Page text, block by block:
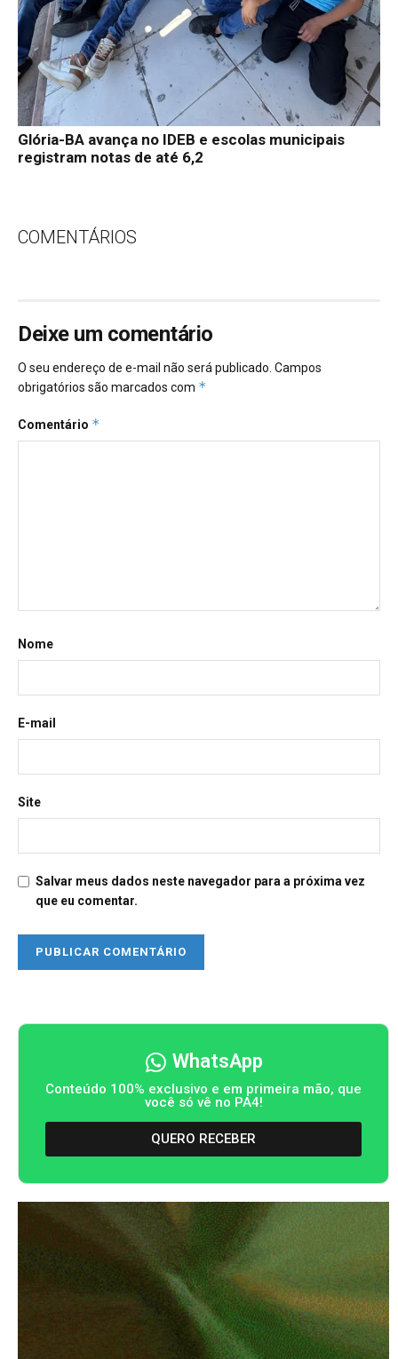
Glória-BA avança no IDEB e escolas municipais
registram notas de até 6,2
COMENTÁRIOS
Deixe um comentário
O seu endereço de e-mail não será publicado. Campos
obrigatórios são marcados com *
Comentário *
Nome
E-mail
Site
Salvar meus dados neste navegador para a próxima vez
que eu comentar.
WhatsApp
Conteúdo 100% exclusivo e em primeira mão, que
você só vê no PA4!
QUERO RECEBER